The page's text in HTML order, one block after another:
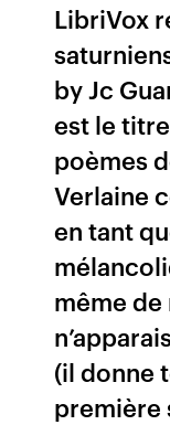
LibriVox
by Jc
est le
poèmes
Verlaine
en tant
même
(il donne
première